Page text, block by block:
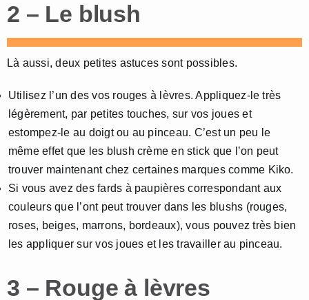
2 – Le blush
Là aussi, deux petites astuces sont possibles.
Utilisez l’un des vos rouges à lèvres. Appliquez-le très
légèrement, par petites touches, sur vos joues et
estompez-le au doigt ou au pinceau. C’est un peu le
même effet que les blush crème en stick que l’on peut
trouver maintenant chez certaines marques comme Kiko.
Si vous avez des fards à paupières correspondant aux
couleurs que l’ont peut trouver dans les blushs (rouges,
roses, beiges, marrons, bordeaux), vous pouvez très bien
les appliquer sur vos joues et les travailler au pinceau.
3 – Rouge à lèvres